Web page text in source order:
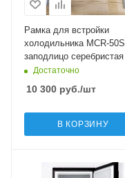
Рамка для встройки
холодильника MCR-50S
заподлицо серебристая
Достаточно
10 300 руб./шт
В КОРЗИНУ